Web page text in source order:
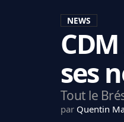
NEWS
ses
Tout le
par Quentin